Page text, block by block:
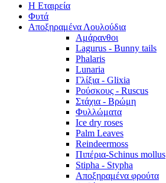
Η Εταιρεία
Φυτά
Αποξηραμένα Λουλούδια
Αμάρανθοι
Lagurus - Bunny tails
Phalaris
Lunaria
Γλίξια - Glixia
Ρούσκους - Ruscus
Στάχια - Βρώμη
Φυλλώματα
Ice dry roses
Palm Leaves
Reindeermoss
Πιπέρια-Schinus mollus
Stipha - Stypha
Αποξηραμένα φρούτα